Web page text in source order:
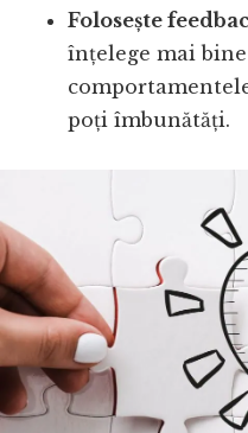
Folosește
înțelege mai
poți îmbunătăți.